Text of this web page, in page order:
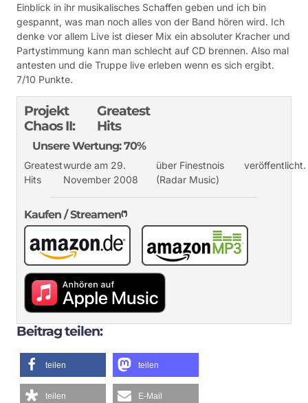
Einblick in ihr musikalisches Schaffen geben und ich bin
gespannt, was man noch alles von der Band hören wird. Ich
denke vor allem Live ist dieser Mix ein absoluter Kracher und
Partystimmung kann man schlecht auf CD brennen. Also mal
antesten und die Truppe live erleben wenn es sich ergibt.
7/10 Punkte.
Projekt
Chaos II:
Greatest
Hits
Unsere Wertung: 70%
Greatest
Hits
wurde am 29.
November 2008
über Finestnois
(Radar Music)
veröffentlicht.
Kaufen / Streamen(*)
Beitrag teilen:
teilen teilen
teilen E-Mail